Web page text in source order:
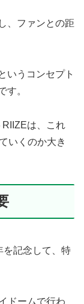
、ファンとの距
いうコンセプト
す。
は、これ
いくのか大き
を記念して、特
ドームで行わ